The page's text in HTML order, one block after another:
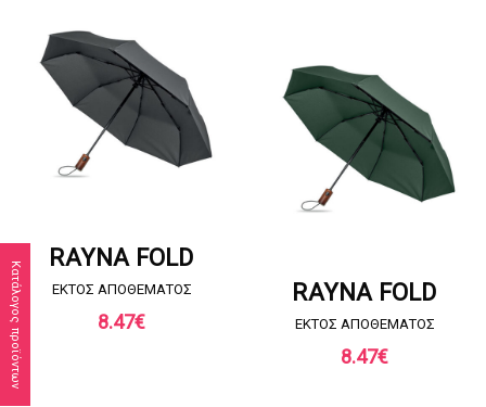
Κατάλογος προϊόντων
RAYNA FOLD
EKTOΣ ΑΠΟΘΕΜΑΤΟΣ
8.47€
RAYNA FOLD
EKTOΣ ΑΠΟΘΕΜΑΤΟΣ
8.47€